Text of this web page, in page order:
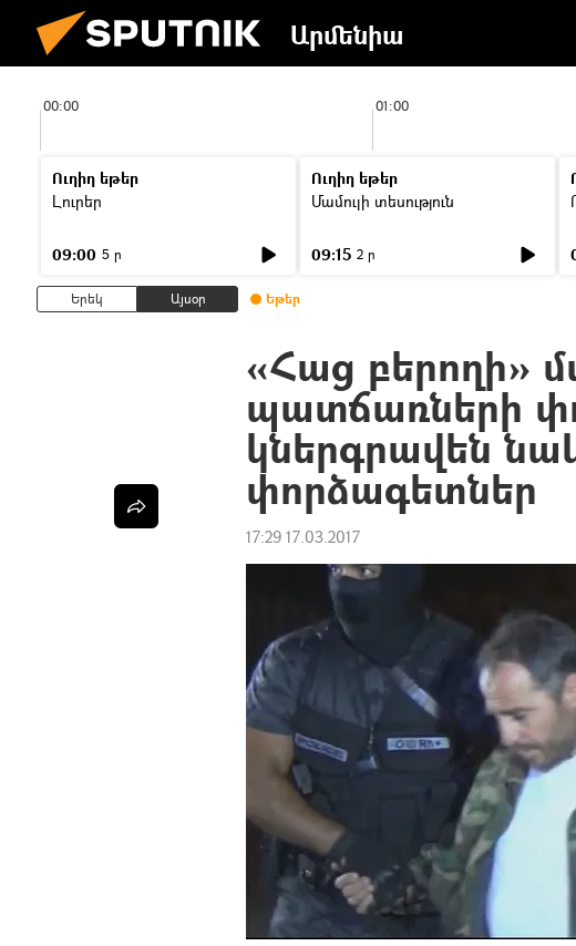
Արմենիա
00:00 01:00
Ուղիղ եթեր
Լուրեր
09:00 5 ր
Ուղիղ եթեր
Մամուլի տեսություն
09:15 2 ր
Երեկ Այսօր Եթեր
«Հաց բերողի»
պատճառների
կներգրավեն
փորձագետներ
17:29 17.03.2017